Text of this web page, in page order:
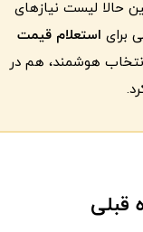
حالا لیست نیازهای
برای استعلام قیمت
هوشمند، هم در
قبلی